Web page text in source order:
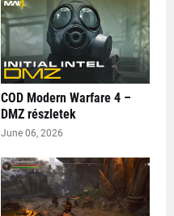
COD Modern Warfare 4 –
DMZ részletek
June 06, 2026